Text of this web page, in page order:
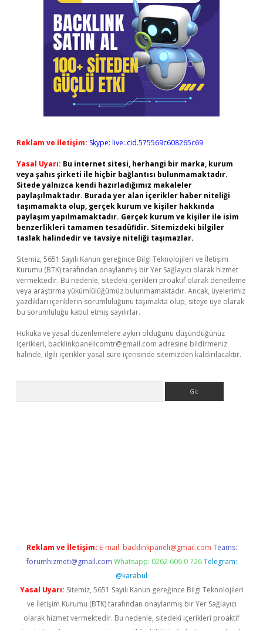
Reklam ve İletişim: Skype: live:.cid.575569c608265c69
Yasal Uyarı: Bu internet sitesi, herhangi bir marka, kurum
veya şahıs şirketi ile hiçbir bağlantısı bulunmamaktadır.
Sitede yalnızca kendi hazırladığımız makaleler
paylaşılmaktadır. Burada yer alan içerikler haber niteliği
taşımamakta olup, gerçek kurum ve kişiler hakkında
paylaşım yapılmamaktadır. Gerçek kurum ve kişiler ile isim
benzerlikleri tamamen tesadüfidir. Sitemizdeki bilgiler
taslak halindedir ve tavsiye niteliği taşımazlar.
Sitemiz, 5651 Sayılı Kanun gereğince Bilgi Teknolojileri ve İletişim
Kurumu (BTK) tarafından onaylanmış bir Yer Sağlayıcı olarak hizmet
vermektedir. Bu nedenle, sitedeki içerikleri proaktif olarak denetleme
veya araştırma yükümlülüğümüz bulunmamaktadır. Ancak, üyelerimiz
yazdıkları içeriklerin sorumluluğunu taşımakta olup, siteye üye olarak
bu sorumluluğu kabul etmiş sayılırlar.
Hukuka ve yasal düzenlemelere aykırı olduğunu düşündüğünüz
içerikleri, backlinkpanelicomtr@gmail.com adresine bildirmeniz
halinde, ilgili içerikler yasal süre içerisinde sitemizden kaldırılacaktır.
Reklam ve İletişim: E-mail: backlinkpaneli@gmail.com Teams:
forumhizmeti@gmail.com Whatsapp: 0262 606 0 726 Telegram:
@karabul
Yasal Uyarı: Sitemiz, 5651 Sayılı Kanun gereğince Bilgi Teknolojileri
ve İletişim Kurumu (BTK) tarafından onaylanmış bir Yer Sağlayıcı
olarak hizmet vermektedir. Bu nedenle, sitedeki içerikleri proaktif